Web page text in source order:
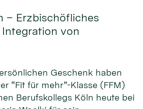
– Erzbischöfliches
von
Geschenk haben
“Fit für mehr”-Klasse (FFM)
Berufskollegs Köln heute bei